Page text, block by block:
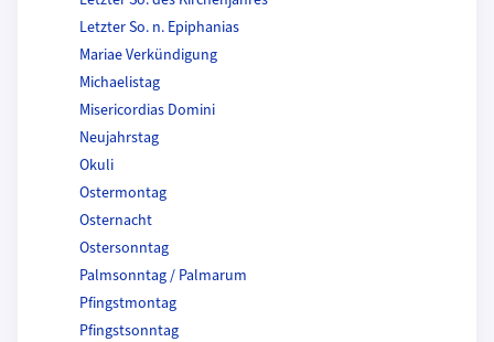
Letzter So. n. Epiphanias
Mariae Verkündigung
Michaelistag
Misericordias Domini
Neujahrstag
Okuli
Ostermontag
Osternacht
Ostersonntag
Palmsonntag / Palmarum
Pfingstmontag
Pfingstsonntag